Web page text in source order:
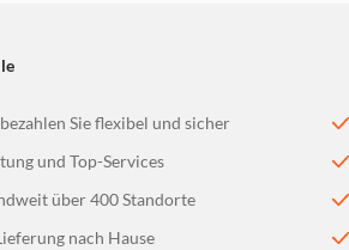
Sie flexibel und sicher
und Top-Services
über 400 Standorte
nach Hause